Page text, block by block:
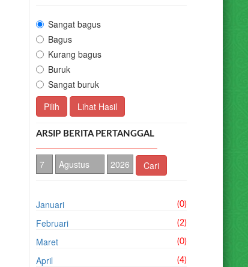
Sangat bagus
Bagus
Kurang bagus
Buruk
Sangat buruk
Pilih
Lihat Hasil
ARSIP BERITA PERTANGGAL
Cari
Januari (0)
Februari (2)
Maret (0)
April (4)